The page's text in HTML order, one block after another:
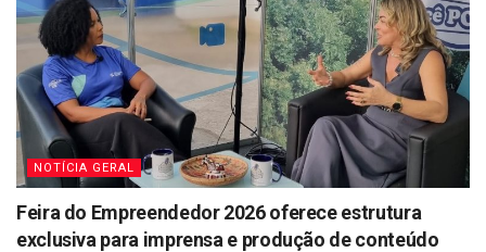
NOTÍCIA GERAL
Feira do Empreendedor 2026 oferece estrutura
exclusiva para imprensa e produção de conteúdo